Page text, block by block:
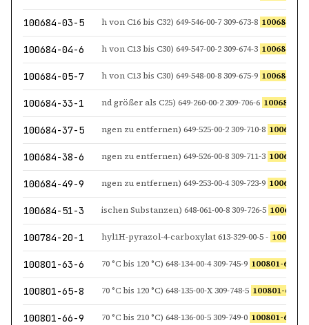
100684-03-5 h von C16 bis C32) 649-546-00-7 309-673-8 100684-03-
100684-04-6 h von C13 bis C30) 649-547-00-2 309-674-3 100684-04-
100684-05-7 h von C13 bis C30) 649-548-00-8 309-675-9 100684-05-
100684-33-1 nd größer als C25) 649-260-00-2 309-706-6 100684-
100684-37-5 ngen zu entfernen) 649-525-00-2 309-710-8 100684-
100684-38-6 ngen zu entfernen) 649-526-00-8 309-711-3 100684-
100684-49-9 ngen zu entfernen) 649-253-00-4 309-723-9 100684-
100684-51-3 ischen Substanzen) 648-061-00-8 309-726-5 100684-
100784-20-1 hyl1H-pyrazol-4-carboxylat 613-329-00-5 - 100784-
100801-63-6 70 °C bis 120 °C) 648-134-00-4 309-745-9 100801-63-6
100801-65-8 70 °C bis 120 °C) 648-135-00-X 309-748-5 100801-65-8
100801-66-9 70 °C bis 210 °C) 648-136-00-5 309-749-0 100801-66-9